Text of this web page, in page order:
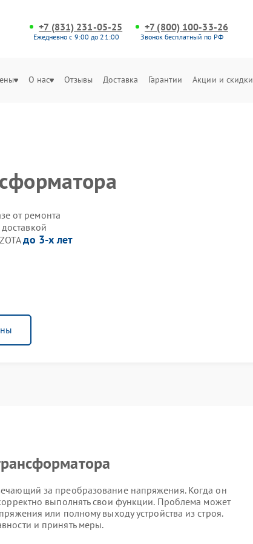
+7 (831) 231-05-25
Ежедневно с 9:00 до 21:00
+7 (800) 100-33-26
Звонок бесплатный по РФ
О нас Отзывы Доставка Гарантии Акции и скидки
от ремонта
до 3-х лет
за преобразование напряжения. Когда он
выполнять свои функции. Проблема может
или полному выходу устройства из строя.
и принять меры.